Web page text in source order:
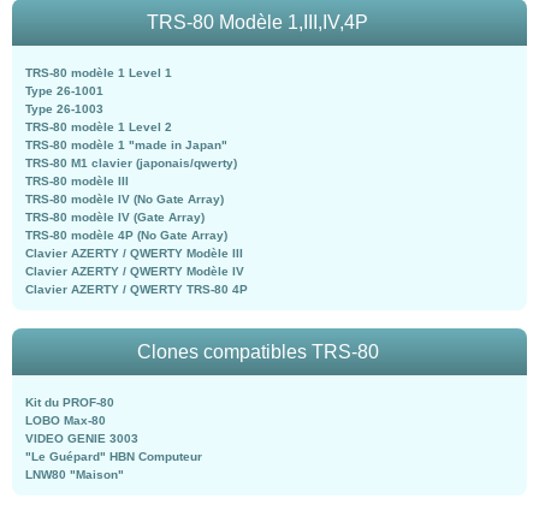
TRS-80 Modèle 1,III,IV,4P
TRS-80 modèle 1 Level 1
Type 26-1001
Type 26-1003
TRS-80 modèle 1 Level 2
TRS-80 modèle 1 "made in Japan"
TRS-80 M1 clavier (japonais/qwerty)
TRS-80 modèle III
TRS-80 modèle IV (No Gate Array)
TRS-80 modèle IV (Gate Array)
TRS-80 modèle 4P (No Gate Array)
Clavier AZERTY / QWERTY Modèle III
Clavier AZERTY / QWERTY Modèle IV
Clavier AZERTY / QWERTY TRS-80 4P
Clones compatibles TRS-80
Kit du PROF-80
LOBO Max-80
VIDEO GENIE 3003
"Le Guépard" HBN Computeur
LNW80 "Maison"